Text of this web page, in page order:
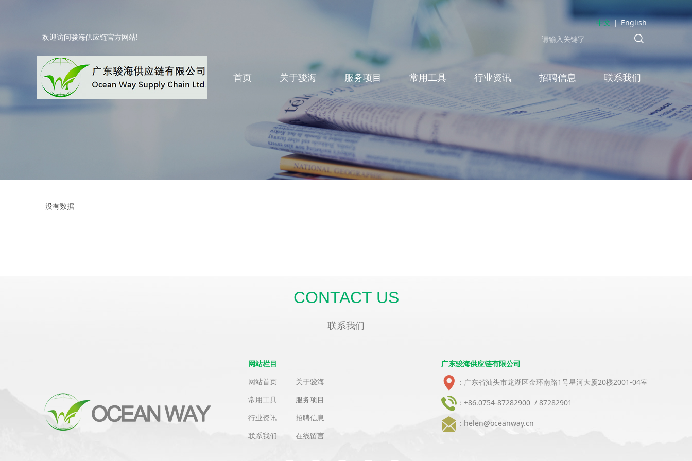
中文 | English
欢迎访问骏海供应链官方网站!
首页 关于骏海 服务项目 常用工具 行业资讯 招聘信息 联系我们
没有数据
CONTACT US
联系我们
网站栏目
网站首页
关于骏海
常用工具
服务项目
行业资讯
招聘信息
联系我们
在线留言
广东骏海供应链有限公司
：广东省汕头市龙湖区金环南路1号星河大厦20楼2001-04室
：+86.0754-87282900 / 87282901
：helen@oceanway.cn